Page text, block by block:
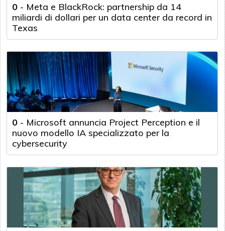
0 - Meta e BlackRock: partnership da 14
miliardi di dollari per un data center da record in
Texas
0 - Microsoft annuncia Project Perception e il
nuovo modello IA specializzato per la
cybersecurity